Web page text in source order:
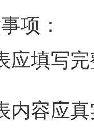
项：
应填写
内容应